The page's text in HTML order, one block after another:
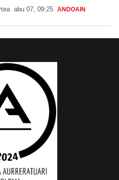
abu 07, 09:25 ANDOAIN